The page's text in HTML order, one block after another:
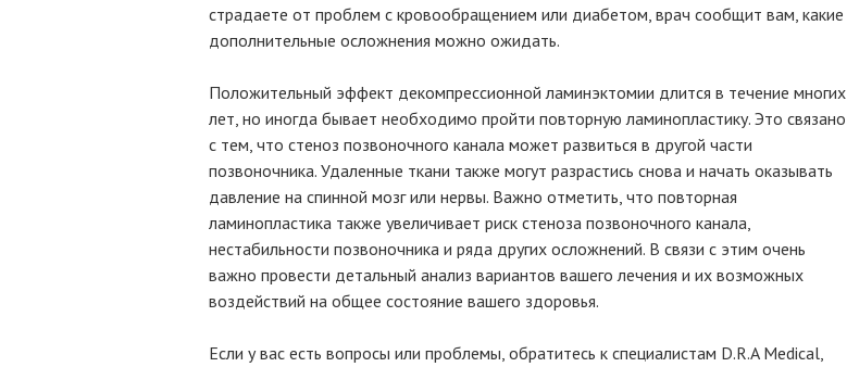
страдаете от проблем с кровообращением или диабетом, врач сообщит вам, какие
дополнительные осложнения можно ожидать.
Положительный эффект декомпрессионной ламинэктомии длится в течение многих
лет, но иногда бывает необходимо пройти повторную ламинопластику. Это связано
с тем, что стеноз позвоночного канала может развиться в другой части
позвоночника. Удаленные ткани также могут разрастись снова и начать оказывать
давление на спинной мозг или нервы. Важно отметить, что повторная
ламинопластика также увеличивает риск стеноза позвоночного канала,
нестабильности позвоночника и ряда других осложнений. В связи с этим очень
важно провести детальный анализ вариантов вашего лечения и их возможных
воздействий на общее состояние вашего здоровья.
Если у вас есть вопросы или проблемы, обратитесь к специалистам D.R.A Medical,